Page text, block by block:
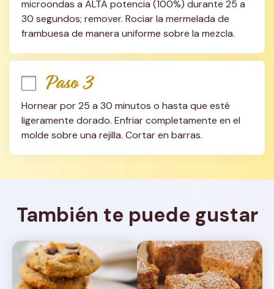
microondas a ALTA potencia (100%) durante 25 a
30 segundos; remover. Rociar la mermelada de
frambuesa de manera uniforme sobre la mezcla.
Paso 3
Hornear por 25 a 30 minutos o hasta que esté
ligeramente dorado. Enfriar completamente en el
molde sobre una rejilla. Cortar en barras.
También te puede gustar